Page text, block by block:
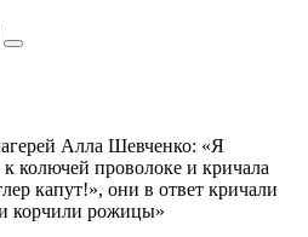
Алла Шевченко: «Я
колючей проволоке и кричала
капут!», они в ответ кричали
корчили рожицы»